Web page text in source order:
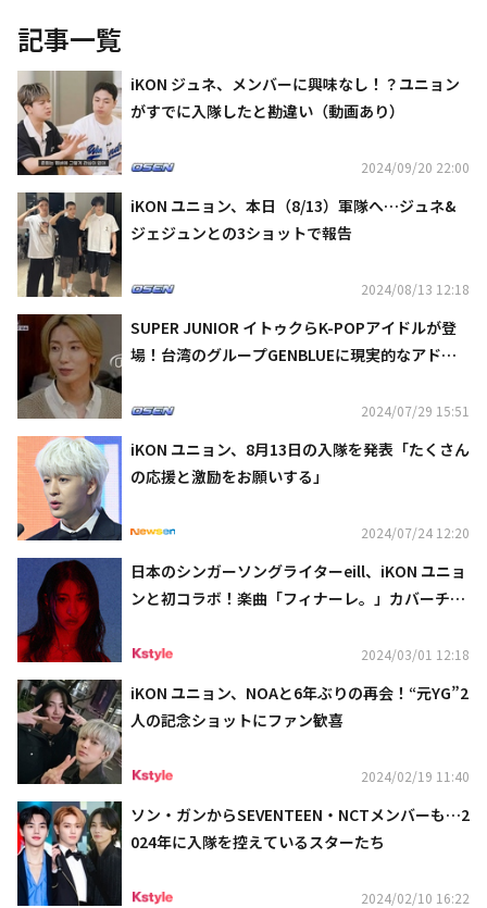
記事一覧
iKON ジュネ、メンバーに興味なし！？ユニョン
がすでに入隊したと勘違い（動画あり）
2024/09/20 22:00
iKON ユニョン、本日（8/13）軍隊へ…ジュネ&
ジェジュンとの3ショットで報告
2024/08/13 12:18
SUPER JUNIOR イトゥクらK-POPアイドルが登
場！台湾のグループGENBLUEに現実的なアドバ
2024/07/29 15:51
iKON ユニョン、8月13日の入隊を発表「たくさん
の応援と激励をお願いする」
2024/07/24 12:20
日本のシンガーソングライターeill、iKON ユニョ
ンと初コラボ！楽曲「フィナーレ。」カバーチャ
2024/03/01 12:18
iKON ユニョン、NOAと6年ぶりの再会！“元YG”2
人の記念ショットにファン歓喜
2024/02/19 11:40
ソン・ガンからSEVENTEEN・NCTメンバーも…2
024年に入隊を控えているスターたち
2024/02/10 16:22